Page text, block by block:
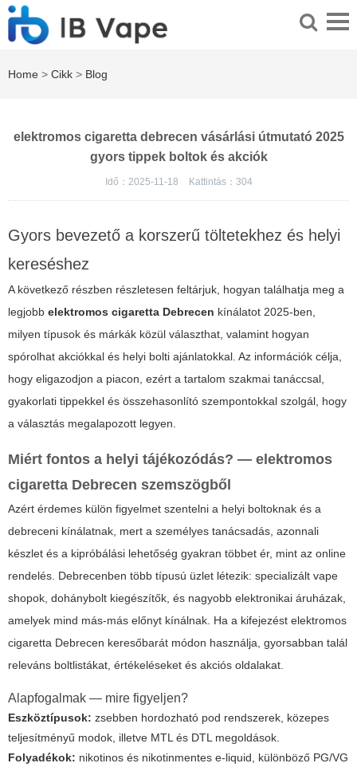
Home > Cikk > Blog
elektromos cigaretta debrecen vásárlási útmutató 2025
gyors tippek boltok és akciók
Idő：2025-11-18 Kattintás： 304
Gyors bevezető a korszerű töltetekhez és helyi
kereséshez
A következő részben részletesen feltárjuk, hogyan találhatja meg a
legjobb elektromos cigaretta Debrecen kínálatot 2025-ben,
milyen típusok és márkák közül választhat, valamint hogyan
spórolhat akciókkal és helyi bolti ajánlatokkal. Az információk célja,
hogy eligazodjon a piacon, ezért a tartalom szakmai tanáccsal,
gyakorlati tippekkel és összehasonlító szempontokkal szolgál, hogy
a választás megalapozott legyen.
Miért fontos a helyi tájékozódás? — elektromos
cigaretta Debrecen szemszögből
Azért érdemes külön figyelmet szentelni a helyi boltoknak és a
debreceni kínálatnak, mert a személyes tanácsadás, azonnali
készlet és a kipróbálási lehetőség gyakran többet ér, mint az online
rendelés. Debrecenben több típusú üzlet létezik: specializált vape
shopok, dohánybolt kiegészítők, és nagyobb elektronikai áruházak,
amelyek mind más-más előnyt kínálnak. Ha a kifejezést elektromos
cigaretta Debrecen keresőbarát módon használja, gyorsabban talál
releváns boltlistákat, értékeléseket és akciós oldalakat.
Alapfogalmak — mire figyeljen?
Eszköztípusok: zsebben hordozható pod rendszerek, közepes
teljesítményű modok, illetve MTL és DTL megoldások.
Folyadékok: nikotinos és nikotinmentes e-liquid, különböző PG/VG